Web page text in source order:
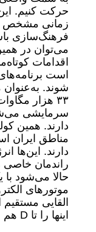
حرکت کنیم. این
زمانی مشخص
فرهنگ‌سازی
می‌توان در
اقدامات
است
شوند. به‌عنوان
۳۳ هزار
سرمایشی
دارند. همین
دارند. این‌ها
راندمان خاصی
حالا می‌شود با
موتورهای
القایی
اینها را تا D هم بالا برد.